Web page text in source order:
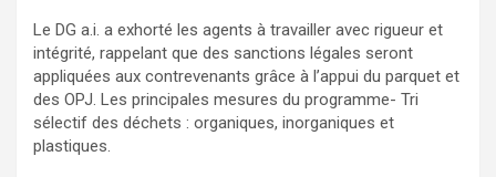
Le DG a.i. a exhorté les agents à travailler avec rigueur et
intégrité, rappelant que des sanctions légales seront
appliquées aux contrevenants grâce à l’appui du parquet et
des OPJ. Les principales mesures du programme- Tri
sélectif des déchets : organiques, inorganiques et
plastiques.